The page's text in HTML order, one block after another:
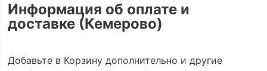
Информация об оплате и
доставке (Кемерово)
Добавьте в Корзину дополнительно и другие